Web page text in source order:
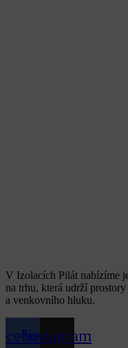
V Izolacích Pilát nabízíme
na trhu, která udrží
a venkovního hluku.
Instagram